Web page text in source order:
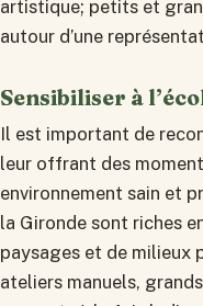
artistique; petits et
autour d’une
Sensibiliser à
Il est important de
leur offrant des
environnement sain et
la Gironde sont riches
paysages et de milieux
ateliers manuels,